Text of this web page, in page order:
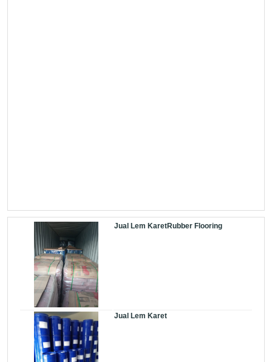
Jual Lem KaretRubber Flooring
Jual Lem Karet